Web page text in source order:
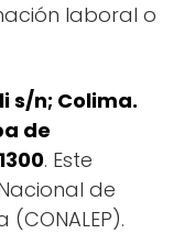
laboral o
s/n; Colima.
de
. Este
de